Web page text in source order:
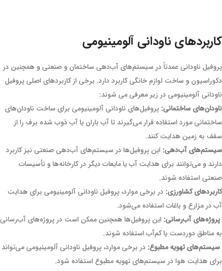
کاربردهای ناودانی آلومینیومی
پروفیل ناودانی عمدتاً در سیستم‌های آب‌دهی ساختمان و صنعتی و همچنین در
دکوراسیون و ساخت لوازم خانگی کاربرد دارد. برخی از کاربردهای اصلی پروفیل
ناودانی آلومینیومی در زیر معرفی می شوند:
ناودان‌های ساختمانی: پروفیل‌های ناودانی آلومینیومی برای ساخت ناودان‌های
ساختمانی مورد استفاده قرار می‌گیرند تا آب باران یا آب ذوب شده برف را از
سقف به زمین هدایت کنند.
سیستم‌های آب‌دهی: این پروفیل‌ها در سیستم‌های آب‌دهی صنعتی نیز کاربرد
دارند و می‌توانند برای هدایت آب یا مایعات دیگر در کارخانه‌ها و تأسیسات
صنعتی استفاده شوند.
کاربردهای کشاورزی: در برخی موارد، پروفیل ناودانی آلومینیومی برای هدایت
آب در مزارع و باغات استفاده می‌شود.
پروژه‌های آب‌رسانی: این پروفیل‌ها همچنین ممکن است در پروژه‌های آب‌رسانی
به مناطق دوردست یا کم‌آب استفاده شوند.
سیستم‌های تهویه مطبوع: در برخی موارد، پروفیل ناودانی آلومینیومی می‌تواند
برای هدایت هوا در سیستم‌های تهویه مطبوع استفاده شود.